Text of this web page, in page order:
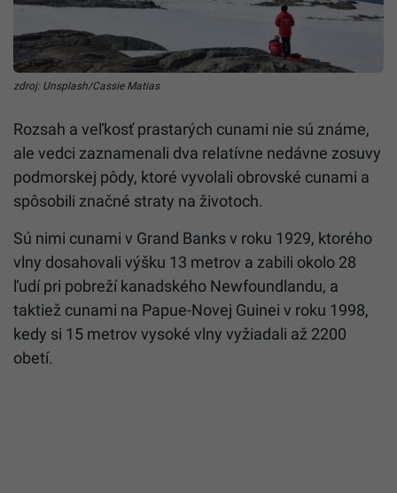
zdroj: Unsplash/Cassie Matias
Rozsah a veľkosť prastarých cunami nie sú známe,
ale vedci zaznamenali dva relatívne nedávne zosuvy
podmorskej pôdy, ktoré vyvolali obrovské cunami a
spôsobili značné straty na životoch.
Sú nimi cunami v Grand Banks v roku 1929, ktorého
vlny dosahovali výšku 13 metrov a zabili okolo 28
ľudí pri pobreží kanadského Newfoundlandu, a
taktiež cunami na Papue-Novej Guinei v roku 1998,
kedy si 15 metrov vysoké vlny vyžiadali až 2200
obetí.